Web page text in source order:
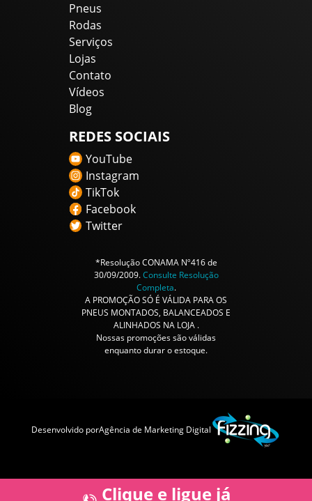
Clique e ligue já
Pneus
Rodas
Serviços
Lojas
Contato
Vídeos
Blog
REDES SOCIAIS
YouTube
Instagram
TikTok
Facebook
Twitter
*Resolução CONAMA Nº416 de
30/09/2009.Consulte Resolução
Completa.
A PROMOÇÃO SÓ É VÁLIDA PARA OS
PNEUS MONTADOS, BALANCEADOS E
ALINHADOS NA LOJA .
Nossas promoções são válidas
enquanto durar o estoque.
Desenvolvido porAgência de Marketing Digital